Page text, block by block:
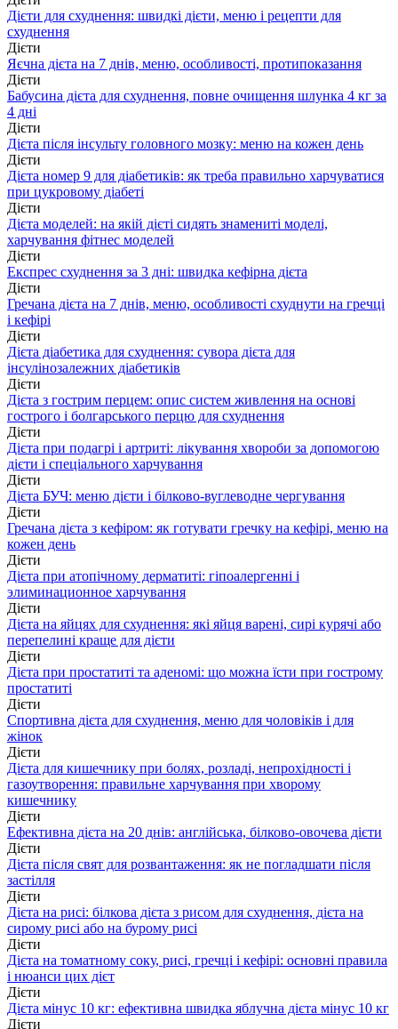
Дієти для схуднення: швидкі дієти, меню і рецепти для
схуднення
Дієти
Яєчна дієта на 7 днів, меню, особливості, протипоказання
Дієти
Бабусина дієта для схуднення, повне очищення шлунка 4 кг за
4 дні
Дієти
Дієта після інсульту головного мозку: меню на кожен день
Дієти
Дієта номер 9 для діабетиків: як треба правильно харчуватися
при цукровому діабеті
Дієти
Дієта моделей: на якій дієті сидять знамениті моделі,
харчування фітнес моделей
Дієти
Експрес схуднення за 3 дні: швидка кефірна дієта
Дієти
Гречана дієта на 7 днів, меню, особливості схуднути на гречці
і кефірі
Дієти
Дієта діабетика для схуднення: сувора дієта для
інсулінозалежних діабетиків
Дієти
Дієта з гострим перцем: опис систем живлення на основі
гострого і болгарського перцю для схуднення
Дієти
Дієта при подагрі і артриті: лікування хвороби за допомогою
дієти і спеціального харчування
Дієти
Дієта БУЧ: меню дієти і білково-вуглеводне чергування
Дієти
Гречана дієта з кефіром: як готувати гречку на кефірі, меню на
кожен день
Дієти
Дієта при атопічному дерматиті: гіпоалергенні і
элиминационное харчування
Дієти
Дієта на яйцях для схуднення: які яйця варені, сирі курячі або
перепелині краще для дієти
Дієти
Дієта при простатиті та аденомі: що можна їсти при гострому
простатиті
Дієти
Спортивна дієта для схуднення, меню для чоловіків і для
жінок
Дієти
Дієта для кишечнику при болях, розладі, непрохідності і
газоутворення: правильне харчування при хворому
кишечнику
Дієти
Ефективна дієта на 20 днів: англійська, білково-овочева дієти
Дієти
Дієта після свят для розвантаження: як не погладшати після
застілля
Дієти
Дієта на рисі: білкова дієта з рисом для схуднення, дієта на
сирому рисі або на бурому рисі
Дієти
Дієта на томатному соку, рисі, гречці і кефірі: основні правила
і нюанси цих дієт
Дієти
Дієта мінус 10 кг: ефективна швидка яблучна дієта мінус 10 кг
Дієти